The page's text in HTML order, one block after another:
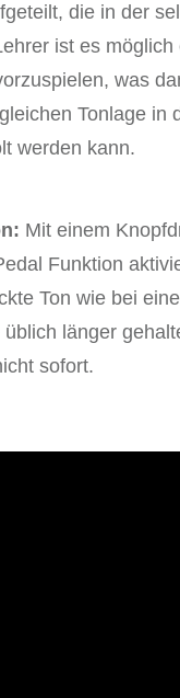
die in der
ist es möglich
was
Tonlage in
werden kann.
Mit einem
Funktion
Ton wie bei
länger
sofort.